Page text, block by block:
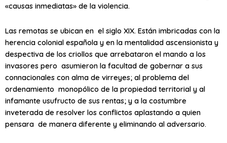
«causas inmediatas» de la violencia.
Las remotas se ubican en el siglo XIX. Están imbricadas con la
herencia colonial española y en la mentalidad ascensionista y
despectiva de los criollos que arrebataron el mando a los
invasores pero asumieron la facultad de gobernar a sus
connacionales con alma de virreyes; al problema del
ordenamiento monopólico de la propiedad territorial y al
infamante usufructo de sus rentas; y a la costumbre
inveterada de resolver los conflictos aplastando a quien
pensara de manera diferente y eliminando al adversario.